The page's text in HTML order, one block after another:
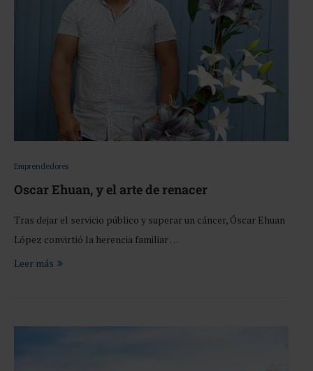
Emprendedores
Oscar Ehuan, y el arte de renacer
Tras dejar el servicio público y superar un cáncer, Óscar Ehuan
López convirtió la herencia familiar …
Leer más